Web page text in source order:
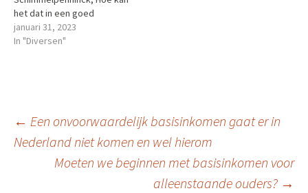
en…
het dat in een goed
programma van Tegenlicht
over kloofdichters niemand
……..Sander over de brug?
verscheen eerst op…
januari 31, 2023
In "Diversen"
Berichtnavigatie
← Een onvoorwaardelijk basisinkomen gaat er in
Nederland niet komen en wel hierom
Moeten we beginnen met basisinkomen voor
alleenstaande ouders? →